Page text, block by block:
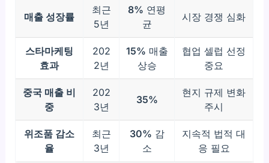
매출 성장률
최근
5년
8% 연평
균
시장 경쟁 심화
스타마케팅
효과
202
2년
15% 매출
상승
협업 셀럽 선정
중요
중국 매출 비
중
202
3년
35%
현지 규제 변화
주시
위조품 감소
율
최근
3년
30% 감
소
지속적 법적 대
응 필요